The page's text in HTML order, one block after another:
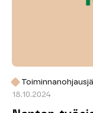
18.10.2024